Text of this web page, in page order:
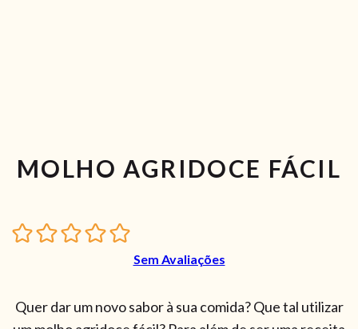
MOLHO AGRIDOCE FÁCIL
Sem Avaliações
Quer dar um novo sabor à sua comida? Que tal utilizar